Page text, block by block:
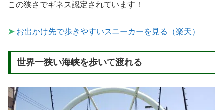
この狭さでギネス認定されています！
➤ お出かけ先で歩きやすいスニーカーを見る（楽天）
世界一狭い海峡を歩いて渡れる